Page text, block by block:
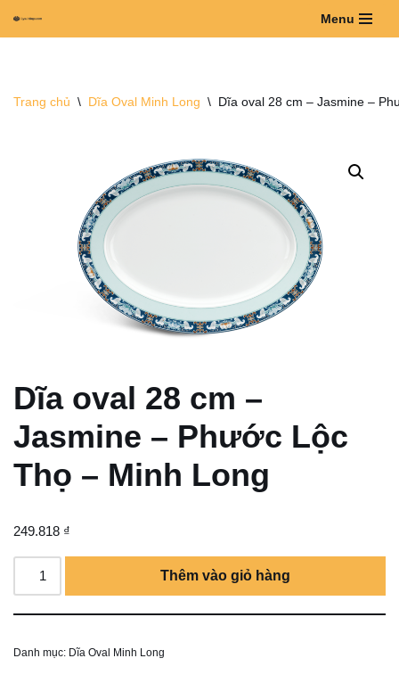
dung
Menu
Trang chủ \ Dĩa Oval Minh Long \ Dĩa oval 28 cm – Jasmine –
Dĩa oval 28 cm –
Jasmine – Phước Lộc
Thọ – Minh Long
249.818 ₫
Thêm vào giỏ hàng
Danh mục: Dĩa Oval Minh Long